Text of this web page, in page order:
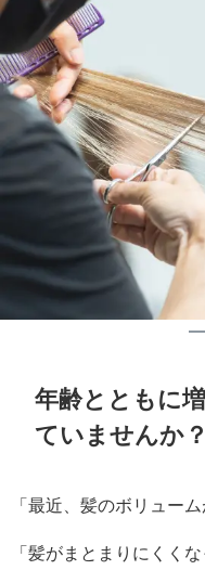
年齢とともに
ていませんか？
「最近、髪のボリュー
「髪がまとまりにくくな